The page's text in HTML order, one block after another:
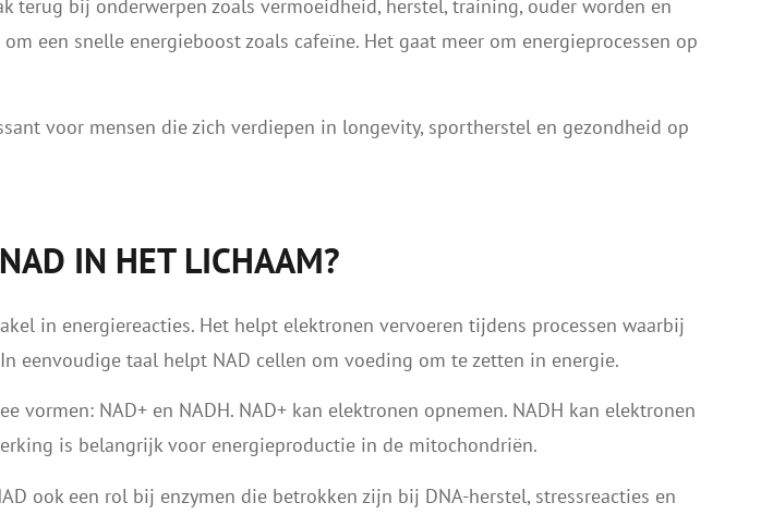
terug bij onderwerpen zoals vermoeidheid, herstel, training, ouder worden en
een snelle energieboost zoals cafeïne. Het gaat meer om energieprocessen op
voor mensen die zich verdiepen in longevity, sportherstel en gezondheid op
IN HET LICHAAM?
in energiereacties. Het helpt elektronen vervoeren tijdens processen waarbij
eenvoudige taal helpt NAD cellen om voeding om te zetten in energie.
vormen: NAD+ en NADH. NAD+ kan elektronen opnemen. NADH kan elektronen
is belangrijk voor energieproductie in de mitochondriën.
ook een rol bij enzymen die betrokken zijn bij DNA-herstel, stressreacties en